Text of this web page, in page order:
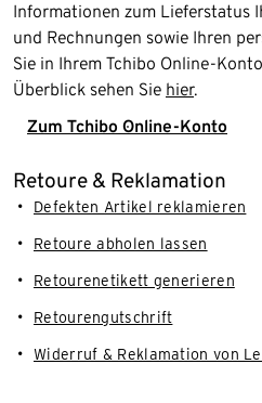
Informationen zum Lieferstatus
und Rechnungen sowie Ihren
Sie in Ihrem Tchibo Online-
Überblick sehen Sie hier.
Zum Tchibo Online-Konto
Retoure & Reklamation
Defekten Artikel reklamieren
Retoure abholen lassen
Retourenetikett generieren
Retourengutschrift
Widerruf & Reklamation von